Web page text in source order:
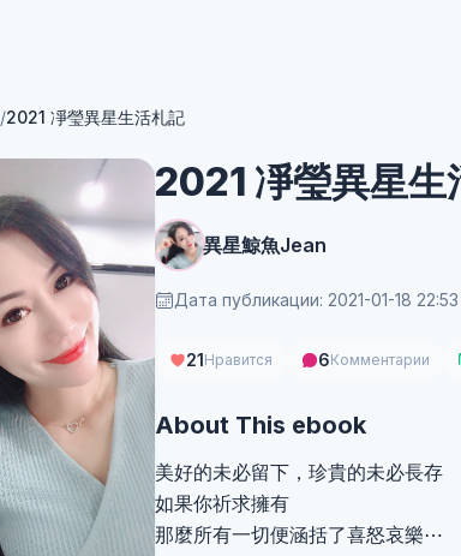
/2021 凈瑩異星生活札記
2021 凈瑩異星生
異星鯨魚Jean
Дата публикации: 2021-01-18 22:53
21Нравится 6Комментарии
About This ebook
美好的未必留下，珍貴的未必長存
如果你祈求擁有
那麼所有一切便涵括了喜怒哀樂⋯